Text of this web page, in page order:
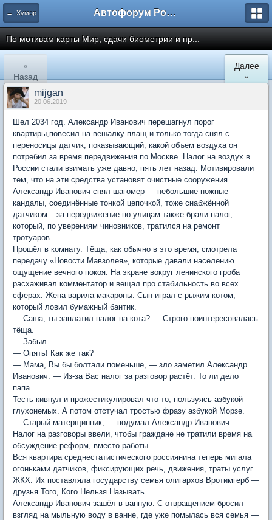
← Хумор Автофорум Ростова-на-Дону
По мотивам карты Мир, сдачи биометрии и пр...
«
Назад
Далее
»
mijgan
20.06.2019
Шел 2034 год. Александр Иванович перешагнул порог
квартиры,повесил на вешалку плащ и только тогда снял с
переносицы датчик, показывающий, какой объем воздуха он
потребил за время передвижения по Москве. Налог на воздух в
России стали взимать уже давно, пять лет назад. Мотивировали
тем, что на эти средства установят очистные сооружения.
Александр Иванович снял шагомер — небольшие ножные
кандалы, соединённые тонкой цепочкой, тоже снабжённой
датчиком – за передвижение по улицам также брали налог,
который, по уверениям чиновников, тратился на ремонт
тротуаров.
Прошёл в комнату. Тёща, как обычно в это время, смотрела
передачу «Новости Мавзолея», которые давали населению
ощущение вечного покоя. На экране вокруг ленинского гроба
расхаживал комментатор и вещал про стабильность во всех
сферах. Жена варила макароны. Сын играл с рыжим котом,
который ловил бумажный бантик.
— Саша, ты заплатил налог на кота? — Строго поинтересовалась
тёща.
— Забыл.
— Опять! Как же так?
— Мама, Вы бы болтали поменьше, — зло заметил Александр
Иванович. — Из-за Вас налог за разговор растёт. То ли дело
папа.
Тесть кивнул и прожестикулировал что-то, пользуясь азбукой
глухонемых. А потом отстучал тростью фразу азбукой Морзе.
— Старый матерщинник, — подумал Александр Иванович.
Налог на разговоры ввели, чтобы граждане не тратили время на
обсуждение реформ, вместо работы.
Вся квартира среднестатистического россиянина теперь мигала
огоньками датчиков, фиксирующих речь, движения, траты услуг
ЖКХ. Их поставляла государству семья олигархов Вротимгерб —
друзья Того, Кого Нельзя Называть.
Александр Иванович зашёл в ванную. С отвращением бросил
взгляд на мыльную воду в ванне, где уже помылась вся семья —